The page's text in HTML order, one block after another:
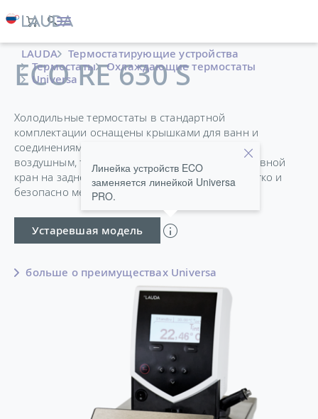
LAUDA
Термостатирующие устройства
Термостаты
Охлаждающие термостаты
Universa
ECO RE 630 S
Холодильные термостаты в стандартной
комплектации оснащены крышками для ванн и
соединениями для насоса и выпускаются как с
воздушным, так и с водяным охлаждением. Сливной
кран на задней стороне прибора позволяет легко и
безопасно менять температуру теплоносителя.
Устаревшая модель
Линейка устройств ECO
заменяется линейкой Universa
PRO.
больше о преимуществах Universa